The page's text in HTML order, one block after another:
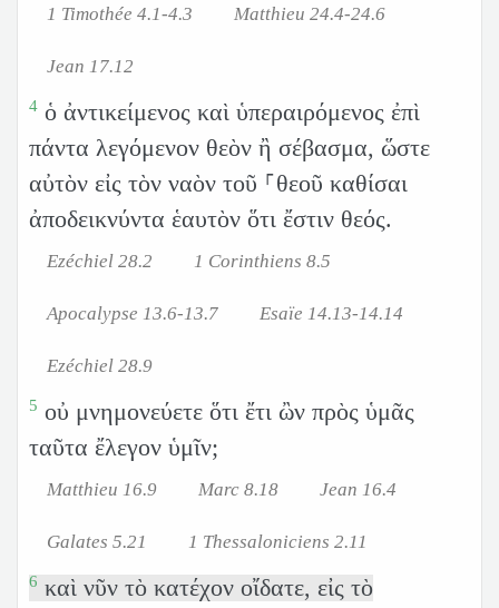
1 Timothée 4.1-4.3 Matthieu 24.4-24.6
Jean 17.12
4 ὁ ἀντικείμενος καὶ ὑπεραιρόμενος ἐπὶ
πάντα λεγόμενον θεὸν ἢ σέβασμα, ὥστε
αὐτὸν εἰς τὸν ναὸν τοῦ ⸀θεοῦ καθίσαι
ἀποδεικνύντα ἑαυτὸν ὅτι ἔστιν θεός.
Ezéchiel 28.2 1 Corinthiens 8.5
Apocalypse 13.6-13.7 Esaïe 14.13-14.14
Ezéchiel 28.9
5 οὐ μνημονεύετε ὅτι ἔτι ὢν πρὸς ὑμᾶς
ταῦτα ἔλεγον ὑμῖν;
Matthieu 16.9 Marc 8.18 Jean 16.4
Galates 5.21 1 Thessaloniciens 2.11
6 καὶ νῦν τὸ κατέχον οἴδατε, εἰς τὸ